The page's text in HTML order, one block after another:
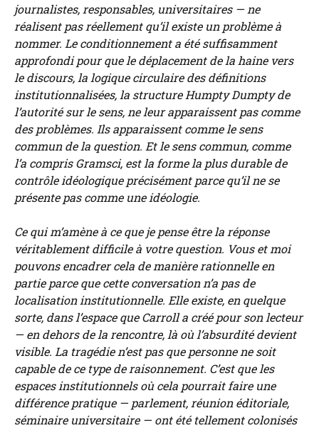
journalistes, responsables, universitaires — ne
réalisent pas réellement qu’il existe un problème à
nommer. Le conditionnement a été suffisamment
approfondi pour que le déplacement de la haine vers
le discours, la logique circulaire des définitions
institutionnalisées, la structure Humpty Dumpty de
l’autorité sur le sens, ne leur apparaissent pas comme
des problèmes. Ils apparaissent comme le sens
commun de la question. Et le sens commun, comme
l’a compris Gramsci, est la forme la plus durable de
contrôle idéologique précisément parce qu’il ne se
présente pas comme une idéologie.
Ce qui m’amène à ce que je pense être la réponse
véritablement difficile à votre question. Vous et moi
pouvons encadrer cela de manière rationnelle en
partie parce que cette conversation n’a pas de
localisation institutionnelle. Elle existe, en quelque
sorte, dans l’espace que Carroll a créé pour son lecteur
— en dehors de la rencontre, là où l’absurdité devient
visible. La tragédie n’est pas que personne ne soit
capable de ce type de raisonnement. C’est que les
espaces institutionnels où cela pourrait faire une
différence pratique — parlement, réunion éditoriale,
séminaire universitaire — ont été tellement colonisés